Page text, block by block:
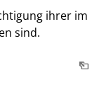
ihrer im
sind.